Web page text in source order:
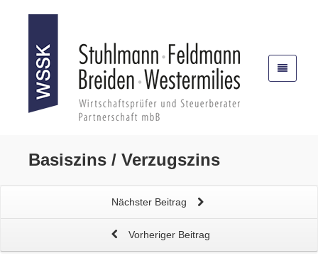
Basiszins / Verzugszins
Nächster Beitrag
Vorheriger Beitrag